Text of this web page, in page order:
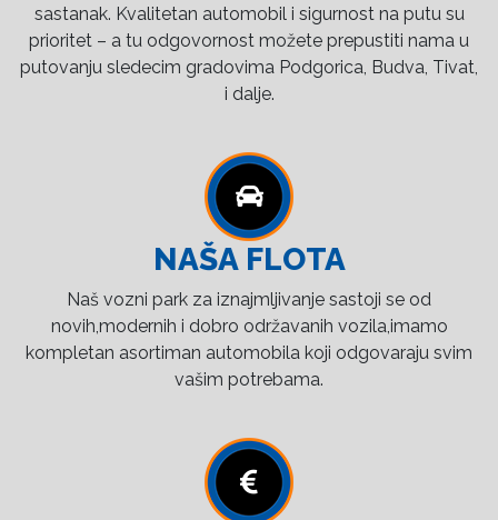
sastanak. Kvalitetan automobil i sigurnost na putu su
prioritet – a tu odgovornost možete prepustiti nama u
putovanju sledecim gradovima Podgorica, Budva, Tivat,
i dalje.
NAŠA FLOTA
Naš vozni park za iznajmljivanje sastoji se od
novih,modernih i dobro održavanih vozila,imamo
kompletan asortiman automobila koji odgovaraju svim
vašim potrebama.